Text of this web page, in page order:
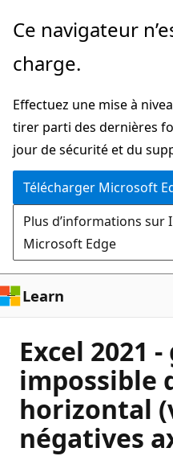
Passer
directement
au
principal
Ce navigateur
charge.
Effectuez une mise à
tirer parti des dernières
jour de sécurité et du
Télécharger Microsoft
Plus d’informations sur
Microsoft Edge
Learn
Excel 2021
impossible
horizontal
négatives